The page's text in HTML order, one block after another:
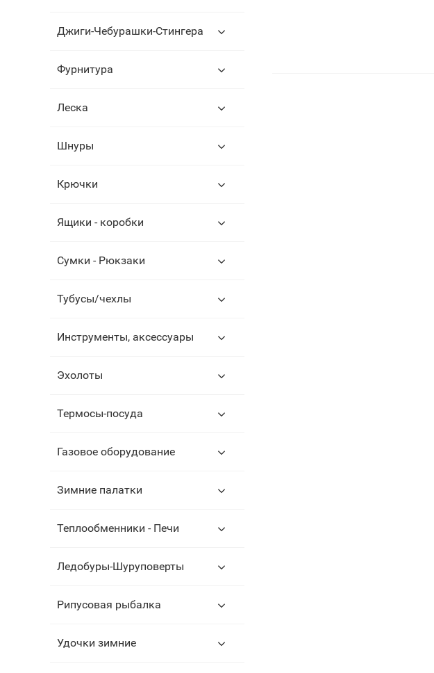
Джиги-Чебурашки-Стингера
Фурнитура
Леска
Шнуры
Крючки
Ящики - коробки
Сумки - Рюкзаки
Тубусы/чехлы
Инструменты, аксессуары
Эхолоты
Термосы-посуда
Газовое оборудование
Зимние палатки
Теплообменники - Печи
Ледобуры-Шуруповерты
Рипусовая рыбалка
Удочки зимние